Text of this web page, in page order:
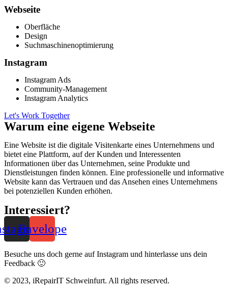
Webseite
Oberfläche
Design
Suchmaschinenoptimierung
Instagram
Instagram Ads
Community-Management
Instagram Analytics
Let's Work Together
Warum eine eigene Webseite
Eine Website ist die digitale Visitenkarte eines Unternehmens und
bietet eine Plattform, auf der Kunden und Interessenten
Informationen über das Unternehmen, seine Produkte und
Dienstleistungen finden können. Eine professionelle und informative
Website kann das Vertrauen und das Ansehen eines Unternehmens
bei potenziellen Kunden erhöhen.
Interessiert?
Envelope
Besuche uns doch gerne auf Instagram und hinterlasse uns dein
Feedback 🙂
© 2023, iRepairIT Schweinfurt. All rights reserved.